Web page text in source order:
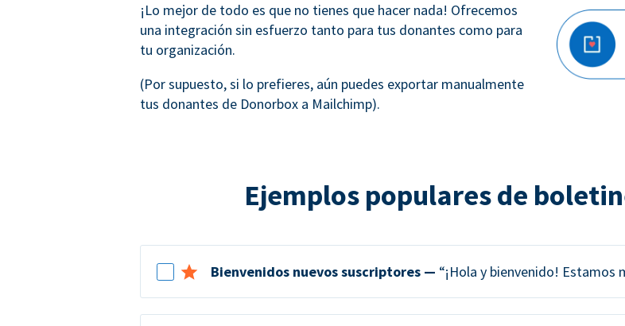
¡Lo mejor de todo es que no tienes que hacer nada! Ofrecemos
una integración sin esfuerzo tanto para tus donantes como para
tu organización.
(Por supuesto, si lo prefieres, aún puedes exportar manualmente
tus donantes de Donorbox a Mailchimp).
Ejemplos populares de
Bienvenidos nuevos suscriptores — “¡Hola y bienvenido! Estamos